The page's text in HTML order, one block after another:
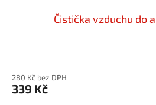
Čistička vzduchu do
280 Kč bez DPH
339 Kč